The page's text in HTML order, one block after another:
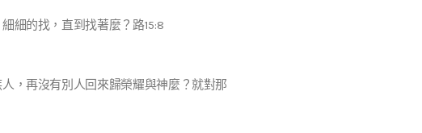
細的找，直到找著麼？路15:8
，再沒有別人回來歸榮耀與神麼？就對那